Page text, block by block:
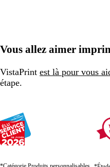
Vous allez aimer
VistaPrint est là pour vous
étape.